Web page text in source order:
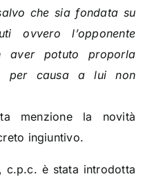
che sia fondata su
ovvero l’opponente
aver potuto proporla
per causa a lui non
menzione la novità
ingiuntivo.
c.p.c. è stata introdotta